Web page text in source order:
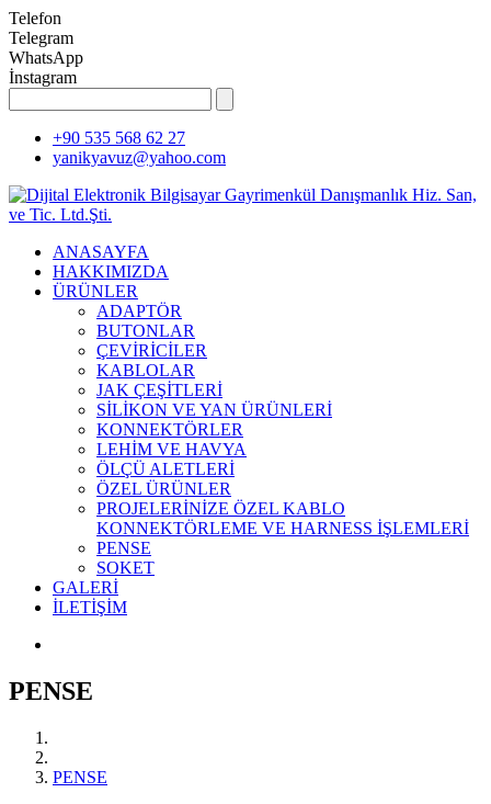
Telefon
Telegram
WhatsApp
İnstagram
+90 535 568 62 27
yanikyavuz@yahoo.com
ANASAYFA
HAKKIMIZDA
ÜRÜNLER
ADAPTÖR
BUTONLAR
ÇEVİRİCİLER
KABLOLAR
JAK ÇEŞİTLERİ
SİLİKON VE YAN ÜRÜNLERİ
KONNEKTÖRLER
LEHİM VE HAVYA
ÖLÇÜ ALETLERİ
ÖZEL ÜRÜNLER
PROJELERİNİZE ÖZEL KABLO
KONNEKTÖRLEME VE HARNESS İŞLEMLERİ
PENSE
SOKET
GALERİ
İLETİŞİM
PENSE
PENSE